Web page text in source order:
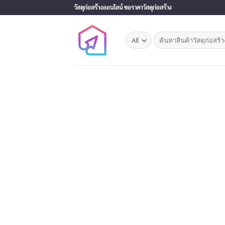
to
วัสดุก่อสร้างออนไลน์ ขอราคาวัสดุก่อสร้าง
Search
for: